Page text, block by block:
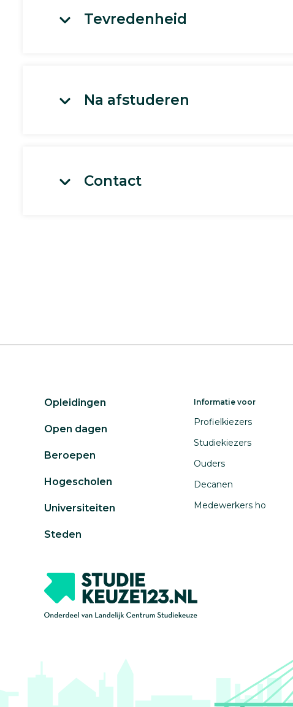
Tevredenheid
Na afstuderen
Contact
Opleidingen
Open dagen
Beroepen
Hogescholen
Universiteiten
Steden
Informatie voor
Profielkiezers
Studiekiezers
Ouders
Decanen
Medewerkers ho